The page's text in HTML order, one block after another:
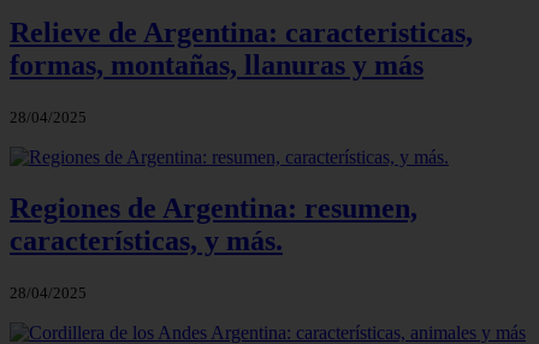
Relieve de Argentina: caracteristicas,
formas, montañas, llanuras y más
28/04/2025
Regiones de Argentina: resumen,
características, y más.
28/04/2025